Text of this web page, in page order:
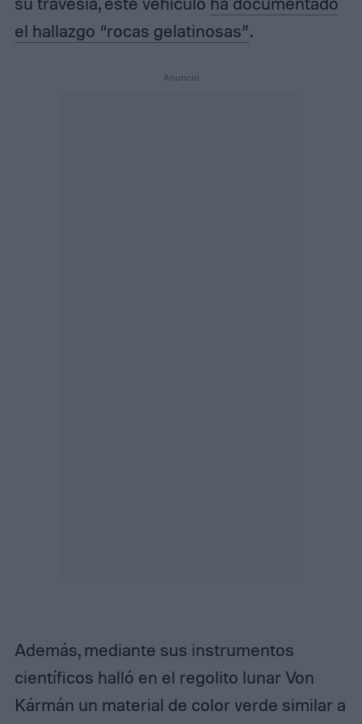
el hallazgo “rocas gelatinosas”.
Además, mediante sus instrumentos
científicos halló en el regolito lunar Von
Kármán un material de color verde similar a